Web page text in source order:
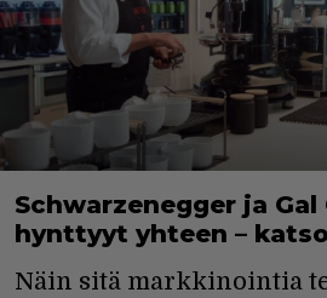
Schwarzenegger ja
hynttyyt yhteen –
Näin sitä markkinointia